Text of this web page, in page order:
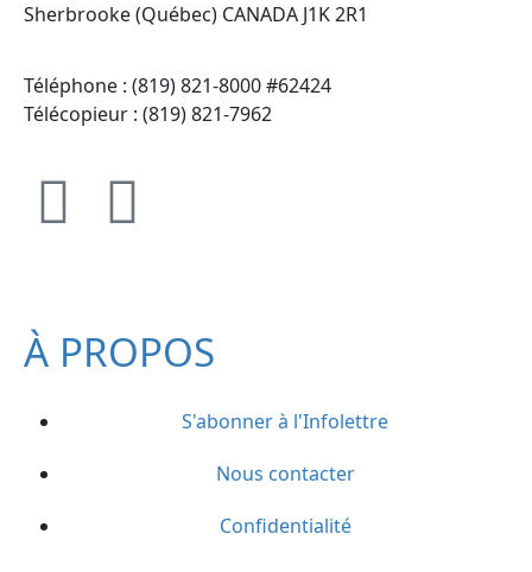
Sherbrooke (Québec) CANADA J1K 2R1
Téléphone : (819) 821-8000 #62424
Télécopieur : (819) 821-7962
À PROPOS
S'abonner à l'Infolettre
Nous contacter
Confidentialité